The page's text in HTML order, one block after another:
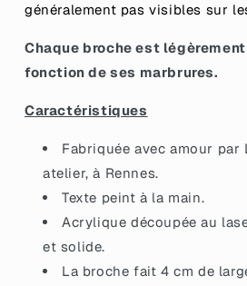
généralement pas visibles sur
Chaque broche est
fonction de ses marbrures.
Caractéristiques
Fabriquée avec amour par
atelier, à Rennes.
Texte peint à la main.
Acrylique découpée au
et solide.
La broche fait 4 cm de